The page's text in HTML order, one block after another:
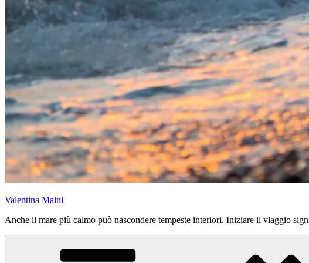
Valentina Maini
Anche il mare più calmo può nascondere tempeste interiori. Iniziare il viaggio